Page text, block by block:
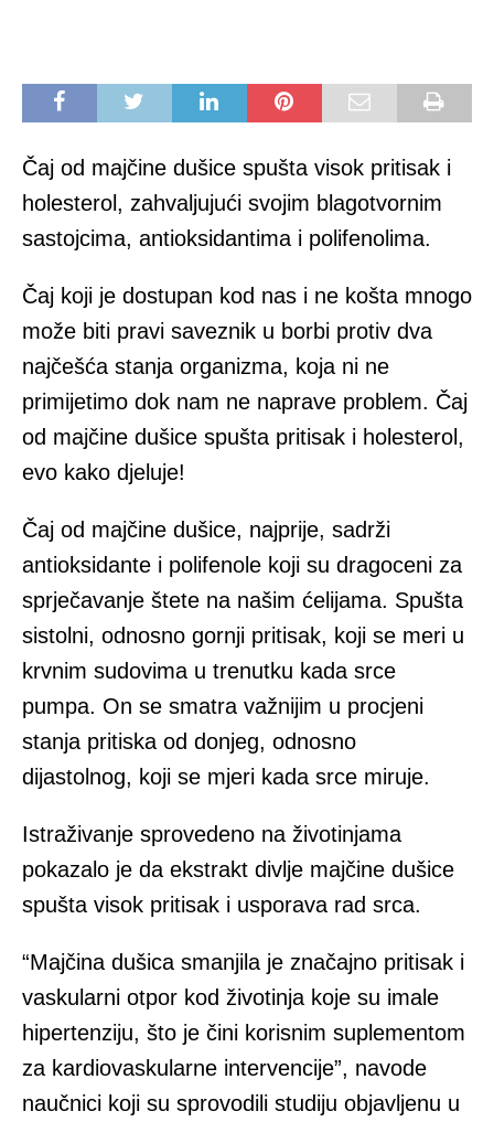
Čaj od majčine dušice spušta visok pritisak i
holesterol, zahvaljujući svojim blagotvornim
sastojcima, antioksidantima i polifenolima.
Čaj koji je dostupan kod nas i ne košta mnogo
može biti pravi saveznik u borbi protiv dva
najčešća stanja organizma, koja ni ne
primijetimo dok nam ne naprave problem. Čaj
od majčine dušice spušta pritisak i holesterol,
evo kako djeluje!
Čaj od majčine dušice, najprije, sadrži
antioksidante i polifenole koji su dragoceni za
sprječavanje štete na našim ćelijama. Spušta
sistolni, odnosno gornji pritisak, koji se meri u
krvnim sudovima u trenutku kada srce
pumpa. On se smatra važnijim u procjeni
stanja pritiska od donjeg, odnosno
dijastolnog, koji se mjeri kada srce miruje.
Istraživanje sprovedeno na životinjama
pokazalo je da ekstrakt divlje majčine dušice
spušta visok pritisak i usporava rad srca.
“Majčina dušica smanjila je značajno pritisak i
vaskularni otpor kod životinja koje su imale
hipertenziju, što je čini korisnim suplementom
za kardiovaskularne intervencije”, navode
naučnici koji su sprovodili studiju objavljenu u